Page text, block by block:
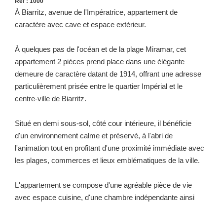
À Biarritz, avenue de l'Impératrice, appartement de
caractère avec cave et espace extérieur.
À quelques pas de l'océan et de la plage Miramar, cet
appartement 2 pièces prend place dans une élégante
demeure de caractère datant de 1914, offrant une adresse
particulièrement prisée entre le quartier Impérial et le
centre-ville de Biarritz.
Situé en demi sous-sol, côté cour intérieure, il bénéficie
d'un environnement calme et préservé, à l'abri de
l'animation tout en profitant d'une proximité immédiate avec
les plages, commerces et lieux emblématiques de la ville.
L'appartement se compose d'une agréable pièce de vie
avec espace cuisine, d'une chambre indépendante ainsi